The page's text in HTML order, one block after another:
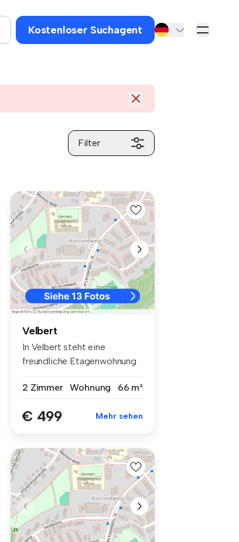
Kostenloser Suchagent
Filter
Velbert
In Velbert steht eine
freundliche Etagenwohnung
2 Zimmer
Wohnung 66 m²
€ 499 Mehr sehen